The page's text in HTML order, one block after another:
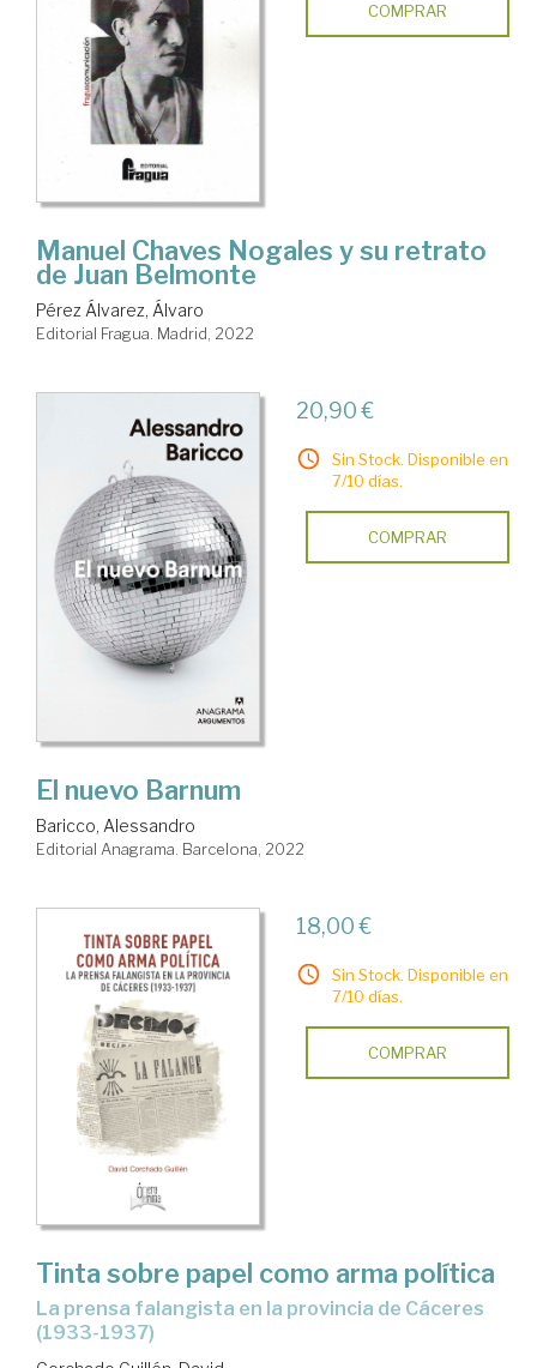
COMPRAR
Manuel Chaves Nogales y su retrato
de Juan Belmonte
Pérez Álvarez, Álvaro
Editorial Fragua. Madrid, 2022
20,90 €
Sin Stock. Disponible en
7/10 días.
COMPRAR
El nuevo Barnum
Baricco, Alessandro
Editorial Anagrama. Barcelona, 2022
18,00 €
Sin Stock. Disponible en
7/10 días.
COMPRAR
Tinta sobre papel como arma política
la prensa falangista en la provincia de Cáceres
(1933-1937)